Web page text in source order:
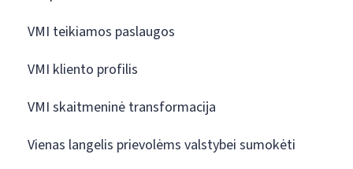
VMI teikiamos paslaugos
VMI kliento profilis
VMI skaitmeninė transformacija
Vienas langelis prievolėms valstybei sumokėti